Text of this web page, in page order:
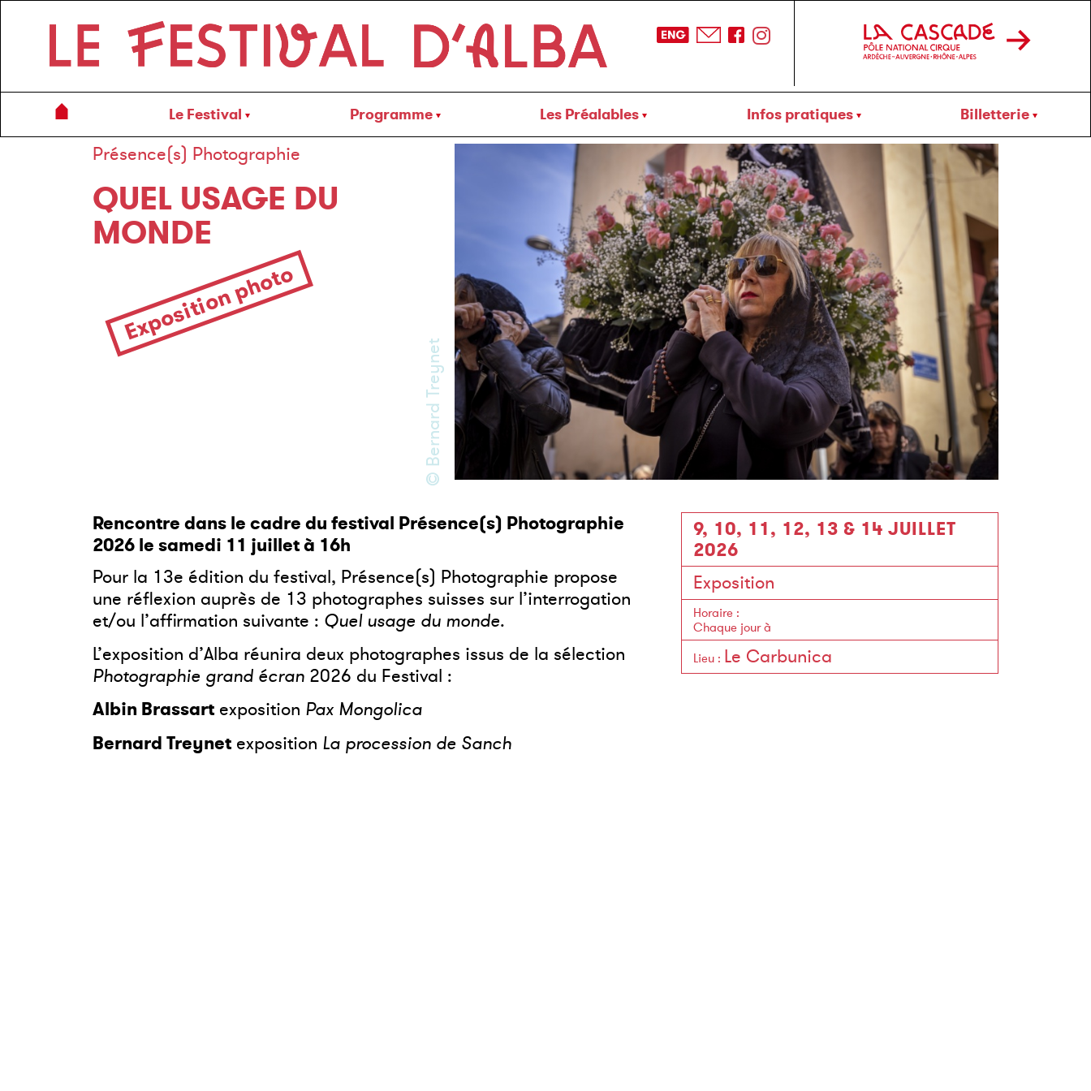
Le Festival Programme Les Préalables Infos pratiques Billetterie
←
© Bernard Treynet
Présence(s) Photographie
QUEL USAGE DU
MONDE
Exposition photo
Rencontre dans le cadre du festival Présence(s) Photographie
2026 le samedi 11 juillet à 16h
Pour la 13e édition du festival, Présence(s) Photographie propose
une réflexion auprès de 13 photographes suisses sur l’interrogation
et/ou l’affirmation suivante : Quel usage du monde.
L’exposition d’Alba réunira deux photographes issus de la sélection
Photographie grand écran 2026 du Festival :
Albin Brassart exposition Pax Mongolica
Bernard Treynet exposition La procession de Sanch
9, 10, 11, 12, 13 & 14 JUILLET
2026
Exposition
Horaire:
Chaque jour à
Lieu: Le Carbunica